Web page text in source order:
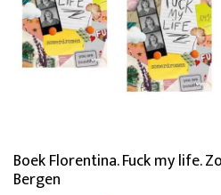
Boek Florentina. Fuck my life.
Bergen